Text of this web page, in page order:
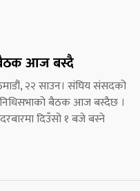
बैठक आज बस्दै
२२ साउन। संघिय संसदको
बैठक आज बस्दैछ ।
दिउँसो १ बजे बस्ने